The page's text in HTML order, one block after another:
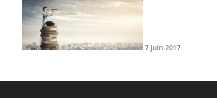
7 juin 2017